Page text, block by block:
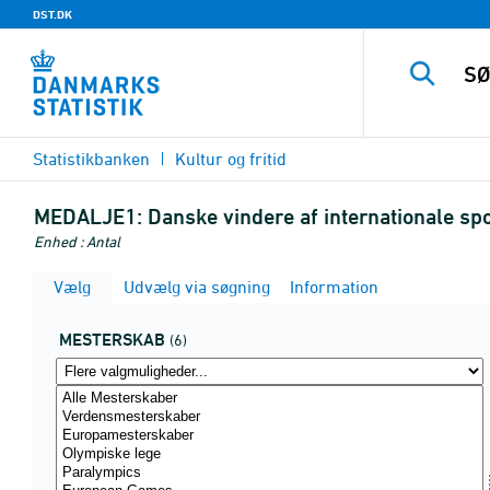
DST.DK
Statistikbanken Kultur og fritid
MEDALJE1: Danske vindere af internationale
Enhed : Antal
Vælg Udvælg via søgning Information
MESTERSKAB (6)